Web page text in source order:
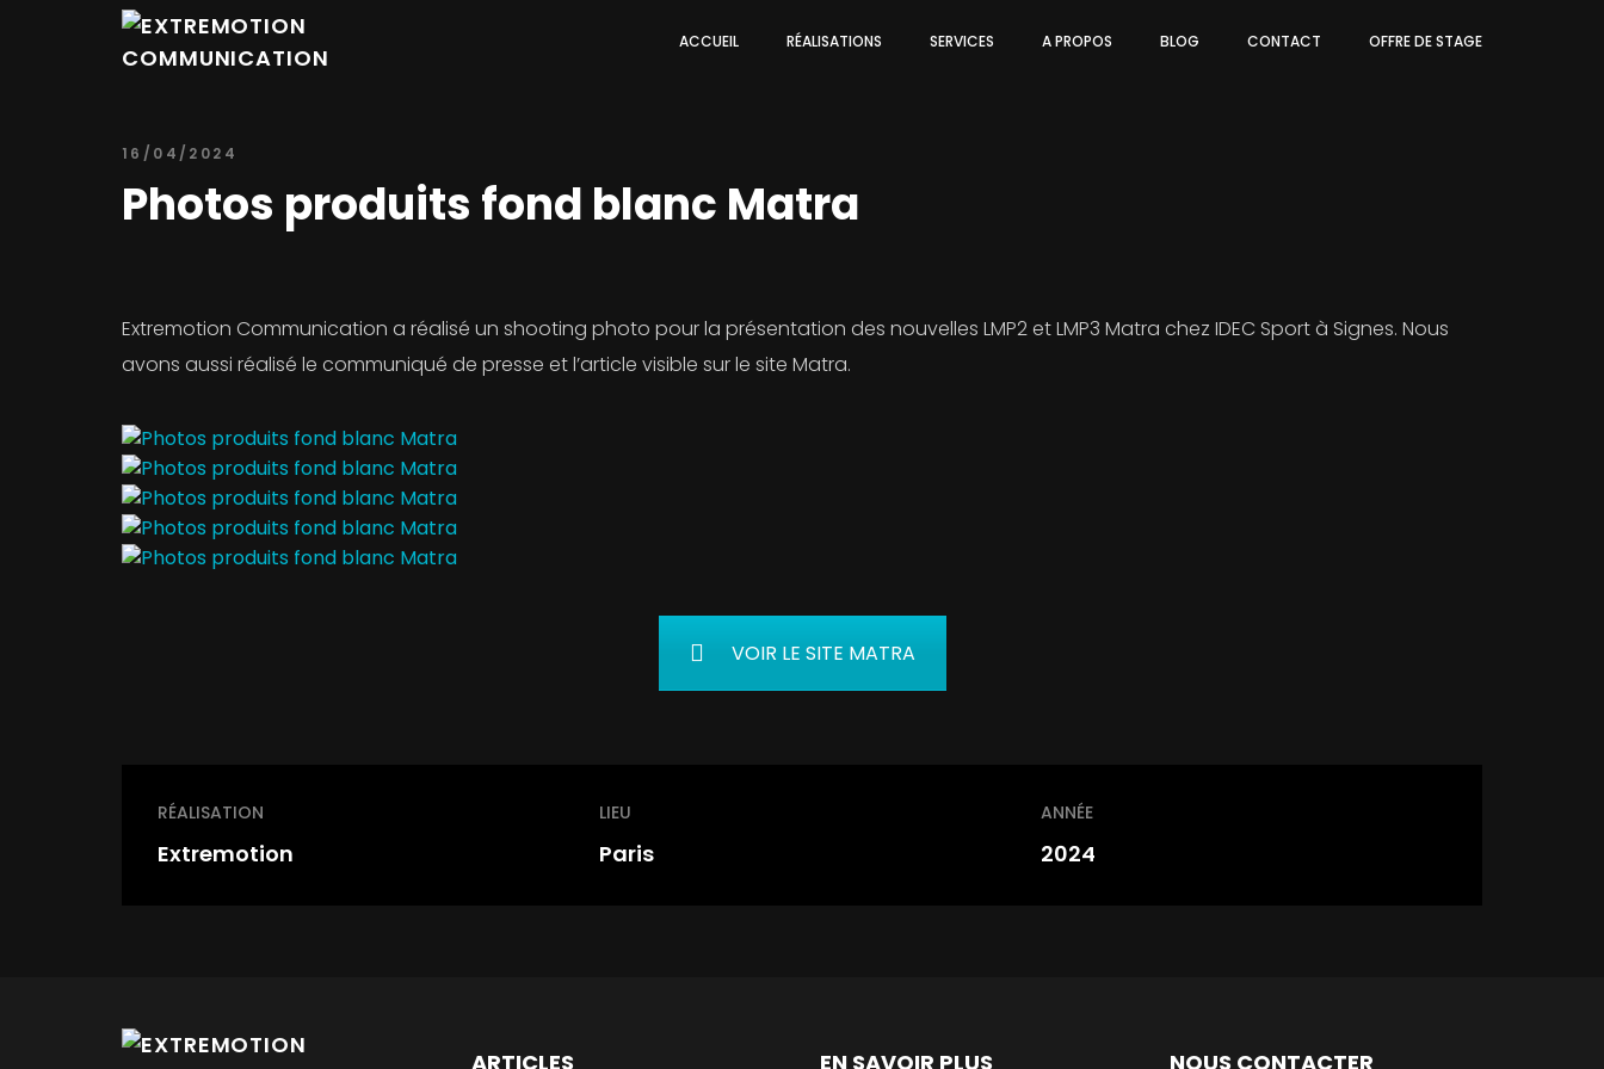
ACCUEIL RÉALISATIONS SERVICES A PROPOS BLOG CONTACT OFFRE DE STAGE
16/04/2024
Photos produits fond blanc Matra
Extremotion Communication a réalisé un shooting photo pour la présentation des nouvelles LMP2 et LMP3 Matra chez IDEC Sport à Signes. Nous
avons aussi réalisé le communiqué de presse et l’article visible sur le site Matra.
VOIR LE SITE MATRA
RÉALISATION
Extremotion
LIEU
Paris
ANNÉE
2024
ARTICLES EN SAVOIR PLUS NOUS CONTACTER